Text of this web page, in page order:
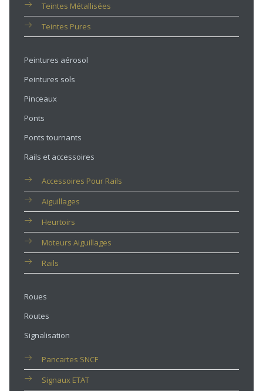
Teintes Métallisées
Teintes Pures
Peintures aérosol
Peintures sols
Pinceaux
Ponts
Ponts tournants
Rails et accessoires
Accessoires Pour Rails
Aiguillages
Heurtoirs
Moteurs Aiguillages
Rails
Roues
Routes
Signalisation
Pancartes SNCF
Signaux ETAT